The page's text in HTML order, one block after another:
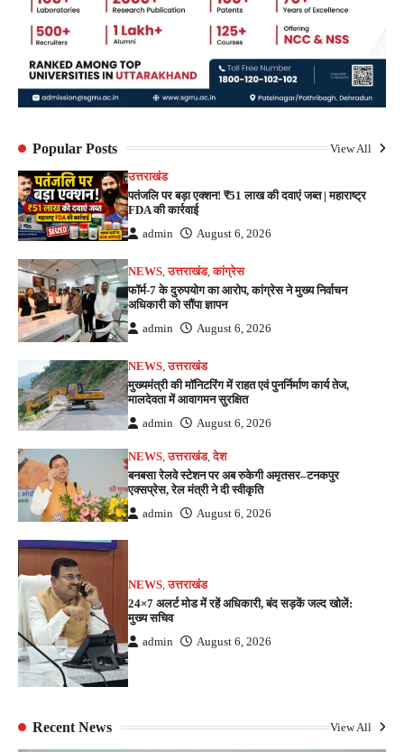
Popular Posts View All
उत्तराखंड
पतंजलि पर बड़ा एक्शन! ₹51 लाख की दवाएं जब्त | महाराष्ट्र
FDA की कार्रवाई
admin August 6, 2026
NEWS,उत्तराखंड,कांग्रेस
फॉर्म-7 के दुरुपयोग का आरोप, कांग्रेस ने मुख्य निर्वाचन
अधिकारी को सौंपा ज्ञापन
admin August 6, 2026
NEWS ,उत्तराखंड
मुख्यमंत्री की मॉनिटरिंग में राहत एवं पुनर्निर्माण कार्य तेज,
मालदेवता में आवागमन सुरक्षित
admin August 6, 2026
NEWS ,उत्तराखंड,देश
बनबसा रेलवे स्टेशन पर अब रुकेगी अमृतसर–टनकपुर
एक्सप्रेस, रेल मंत्री ने दी स्वीकृति
admin August 6, 2026
NEWS,उत्तराखंड
24×7 अलर्ट मोड में रहें अधिकारी, बंद सड़कें जल्द खोलें:
मुख्य सचिव
admin August 6, 2026
Recent News View All